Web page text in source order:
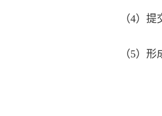
（4）
（5）